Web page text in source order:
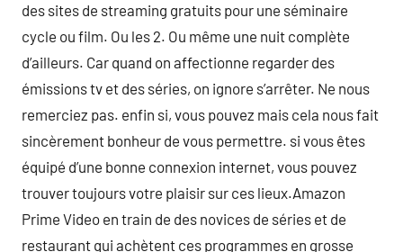
des sites de streaming gratuits pour une séminaire
cycle ou film. Ou les 2. Ou même une nuit complète
d’ailleurs. Car quand on affectionne regarder des
émissions tv et des séries, on ignore s’arrêter. Ne nous
remerciez pas. enfin si, vous pouvez mais cela nous fait
sincèrement bonheur de vous permettre. si vous êtes
équipé d’une bonne connexion internet, vous pouvez
trouver toujours votre plaisir sur ces lieux.Amazon
Prime Video en train de des novices de séries et de
restaurant qui achètent ces programmes en grosse